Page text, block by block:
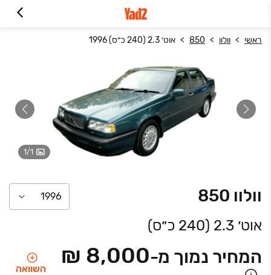
ראשי וולוו 850 אוט׳ 2.3 (240 כ״ס) 1996
1/1
וולוו 850
אוט׳ 2.3 (240 כ״ס)
1996
המחיר נמוך מ-₪ 8,000 השוואה